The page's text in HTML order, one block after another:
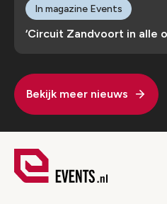
‘Circuit Zandvoort in alle
In magazine Events
Bekijk meer nieuws